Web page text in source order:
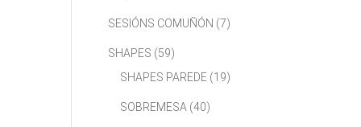
SESIÓNS COMUÑÓN (7)
SHAPES (59)
SHAPES PAREDE (19)
SOBREMESA (40)